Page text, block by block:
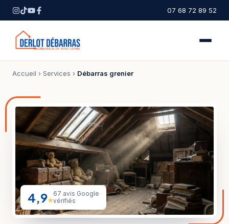
07 68 72 89 52
Accueil › Services › Débarras grenier
4,9★
67 avis Google
vérifiés